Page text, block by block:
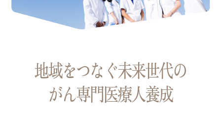
地域をつなぐ未来世代の
がん専門医療人養成